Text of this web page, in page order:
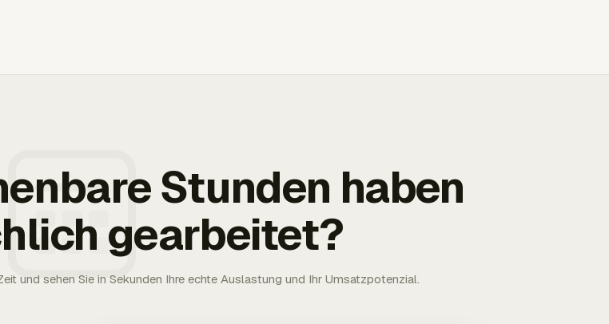
Stunden haben
gearbeitet?
und sehen Sie in Sekunden Ihre echte Auslastung und Ihr Umsatzpotenzial.